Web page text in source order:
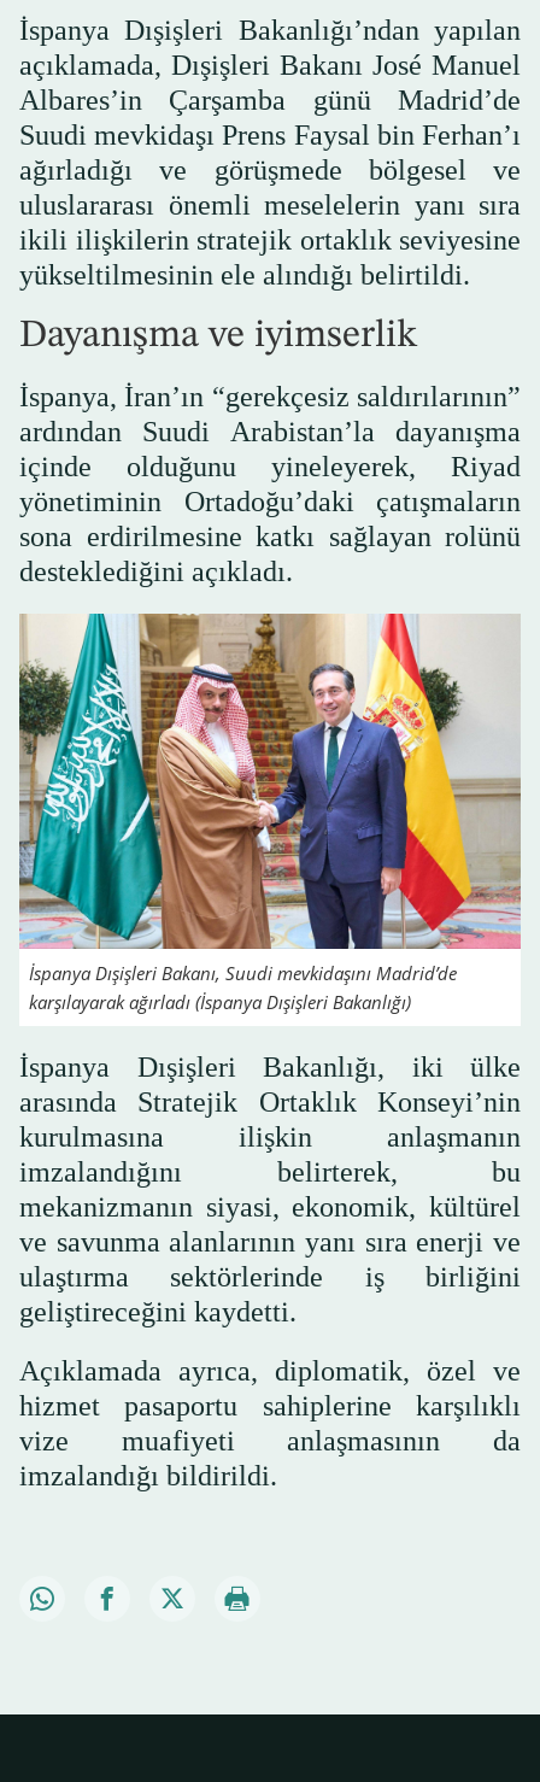
İspanya Dışişleri Bakanlığı’ndan yapılan
açıklamada, Dışişleri Bakanı José Manuel
Albares’in Çarşamba günü Madrid’de
Suudi mevkidaşı Prens Faysal bin Ferhan’ı
ağırladığı ve görüşmede bölgesel ve
uluslararası önemli meselelerin yanı sıra
ikili ilişkilerin stratejik ortaklık seviyesine
yükseltilmesinin ele alındığı belirtildi.
Dayanışma ve iyimserlik
İspanya, İran’ın “gerekçesiz saldırılarının”
ardından Suudi Arabistan’la dayanışma
içinde olduğunu yineleyerek, Riyad
yönetiminin Ortadoğu’daki çatışmaların
sona erdirilmesine katkı sağlayan rolünü
desteklediğini açıkladı.
İspanya Dışişleri Bakanı, Suudi mevkidaşını Madrid’de
karşılayarak ağırladı (İspanya Dışişleri Bakanlığı)
İspanya Dışişleri Bakanlığı, iki ülke
arasında Stratejik Ortaklık Konseyi’nin
kurulmasına ilişkin anlaşmanın
imzalandığını belirterek, bu
mekanizmanın siyasi, ekonomik, kültürel
ve savunma alanlarının yanı sıra enerji ve
ulaştırma sektörlerinde iş birliğini
geliştireceğini kaydetti.
Açıklamada ayrıca, diplomatik, özel ve
hizmet pasaportu sahiplerine karşılıklı
vize muafiyeti anlaşmasının da
imzalandığı bildirildi.